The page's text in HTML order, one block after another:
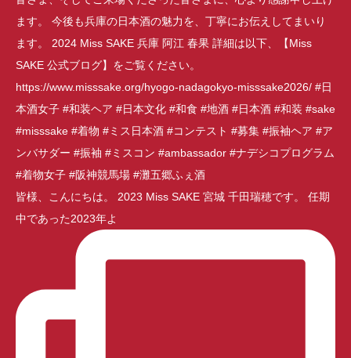
皆様、こんにちは。 2023 Miss SAKE 宮城 千田瑞穂です。 任期
中であった2023年よ